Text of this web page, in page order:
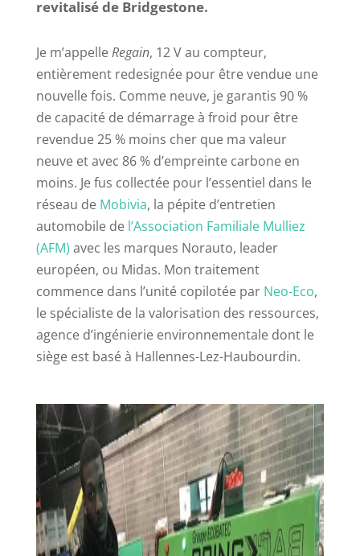
revitalisé de Bridgestone.
Je m’appelleRegain, 12 V au compteur,
entièrement redesignée pour être vendue une
nouvelle fois. Comme neuve, je garantis 90 %
de capacité de démarrage à froid pour être
revendue 25 % moins cher que ma valeur
neuve et avec 86 % d’empreinte carbone en
moins. Je fus collectée pour l’essentiel dans le
réseau de Mobivia, la pépite d’entretien
automobile del’Association Familiale Mulliez
(AFM) avec les marques Norauto, leader
européen, ou Midas. Mon traitement
commence dans l’unité copilotée par Neo-Eco,
le spécialiste de la valorisation des ressources,
agence d’ingénierie environnementale dont le
siège est basé à Hallennes-Lez-Haubourdin.